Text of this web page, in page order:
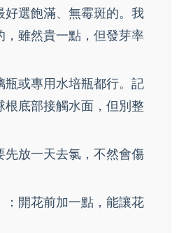
好選飽滿、無霉斑的。我
，雖然貴一點，但發芽率
瓶或專用水培瓶都行。記
根底部接觸水面，但別整
先放一天去氯，不然會傷
：開花前加一點，能讓花